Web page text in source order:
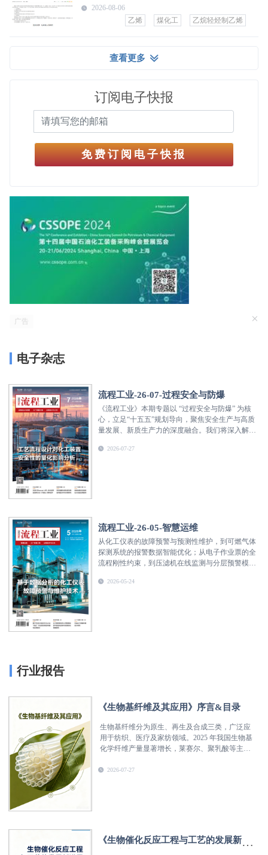
2026-08-06
乙烯
煤化工 乙烷轻烃制乙烯
查看更多
订阅电子快报
免费订阅电子快报
×
电子杂志
流程工业-26-07-过程安全与防爆
《流程工业》本期专题以 “过程安全与防爆” 为核
心，立足“十五五”规划导向，聚焦安全生产与高质
量发展、新质生产力的深度融合。我们将深入解析
生产新挑战与新路径，探讨如何借助智能化手段守
2026-07-27
流程工业-26-05-智慧运维
从化工仪表的故障预警与预测性维护，到可燃气体
探测系统的报警数据智能优化；从电子作业票的全
流程刚性约束，到压滤机在线监测与分层预警模型
——本期刊载的系列文章均源于企业一线实践，以
2026-05-24
行业报告
《生物基纤维及其应用》序言&目录
生物基纤维分为原生、再生及合成三类，广泛应
用于纺织、医疗及家纺领域。2025 年我国生物基
化学纤维产量显著增长，莱赛尔、聚乳酸等主力
2026-07-27
《生物催化反应工程与工艺的发展新进